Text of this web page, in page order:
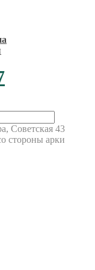
Советская 43
стороны арки